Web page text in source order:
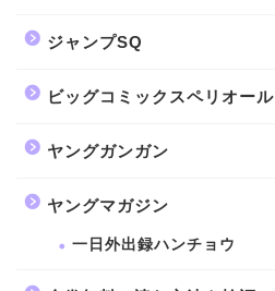
ジャンプSQ
ビッグコミックスペリオール
ヤングガンガン
ヤングマガジン
一日外出録ハンチョウ